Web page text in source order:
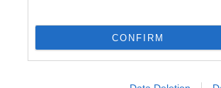
CONFIRM
az apró reggeli